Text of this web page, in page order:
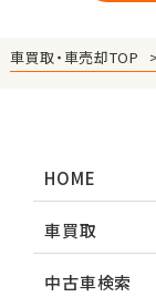
車買取・車売却TOP
HOME
車買取
中古車検索